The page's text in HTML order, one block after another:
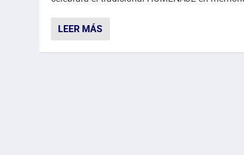
LEER MÁS